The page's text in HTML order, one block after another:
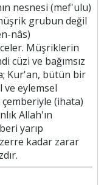
nesnesi (mef'ulu)
grubun değil
nâs)
Müşriklerin
cüzi ve bağımsız
Kur'an, bütün bir
ve eylemsel
çemberiyle (ihata)
Allah'ın
yarıp
kadar zarar